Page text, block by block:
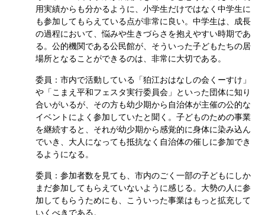
用実績からも分かるように、小学生だけではなく中学生に
も参加してもらえている点が非常に良い。中学生は、成長
の過程において、悩みや生きづらさを抱えやすい時期であ
る。公的機関である公民館が、そういった子どもたちの居
場所となることができるのは、非常に大切である。
委員：市内で活動している「狛江おはなしの会くーすけ」
や「こまえ平和フェスタ実行委員会」といった団体に知り
合いがいるが、その方も幼少期から自治体が主催の公的な
イベントによく参加していたと聞く。子どものための事業
を継続すると、それが幼少期から感覚的に身体に染み込ん
でいき、大人になっても抵抗なく自治体の催しに参加でき
るようになる。
委員：参加者数を見ても、市内のごく一部の子どもにしか
まだ参加してもらえていないように感じる。大勢の人に参
加してもらうためにも、こういった事業はもっと拡充して
いくべきである。